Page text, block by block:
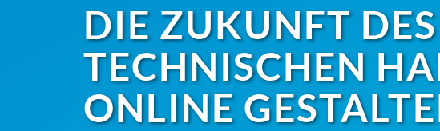
DIE ZUKUNFT DES
TECHNISCHEN
ONLINE